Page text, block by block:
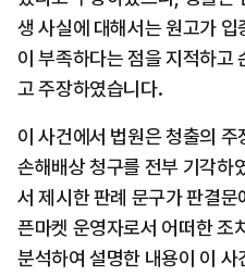
생 사실에 대해서는 원고가
이 부족하다는 점을 지적하고
고 주장하였습니다.
이 사건에서 법원은 청출의 주
손해배상 청구를 전부 기각하
서 제시한 판례 문구가 판결
픈마켓 운영자로서 어떠한 조
분석하여 설명한 내용이 이 사